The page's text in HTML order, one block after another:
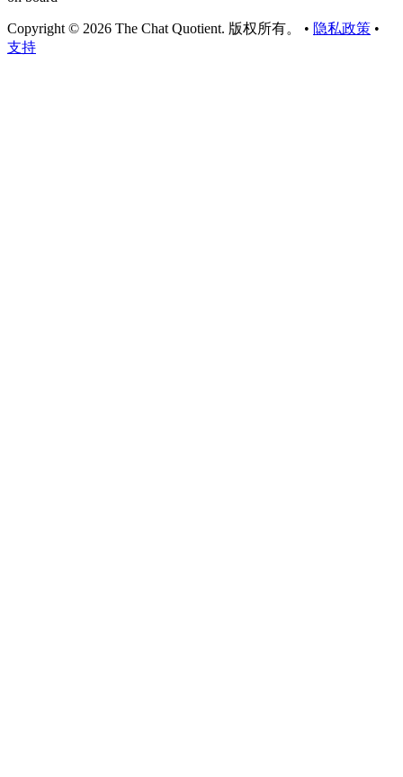
Copyright © 2026 The Chat Quotient. 版权所有。 • 隐私政策 •
支持